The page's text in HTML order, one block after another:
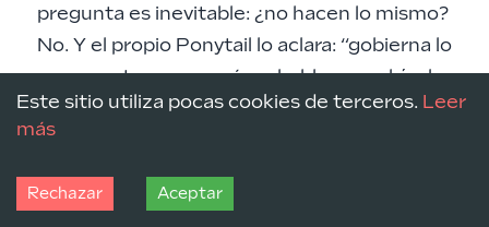
Este sitio utiliza pocas cookies de terceros. Leer
más
Rechazar Aceptar
pregunta es inevitable: ¿no hacen lo mismo?
No. Y el propio Ponytail lo aclara: “gobierna lo
que construyes, no cómo hablas; combínalo
con Caveman para prosa escueta”.
La distinción es limpia. Caveman comprime
lo que el agentedice: fuera artículos,
saludos y hedging, solo la sustancia. Ponytail